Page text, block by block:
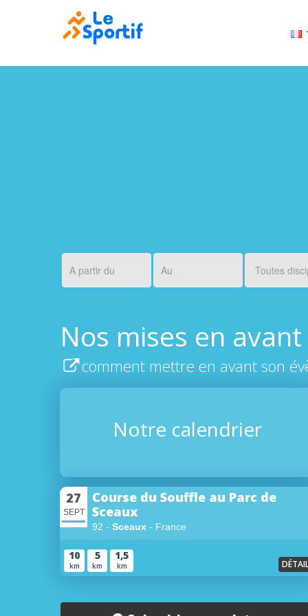
Nos mises en avant
comment mettre en avant son
Notre calendrier
27
SEPT
Course du Souffle au Parc de
Sceaux
92 - Sceaux - France
10
km
5
km
1,5
km